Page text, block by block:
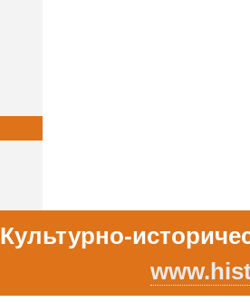
Культурно-